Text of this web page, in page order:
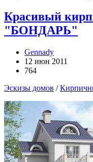
Красивый
"БОНДАРЬ"
Gennady
12 июн 2011
764
Эскизы домов /